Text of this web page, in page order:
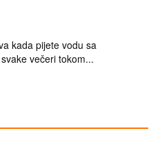
kada pijete vodu sa
večeri tokom...